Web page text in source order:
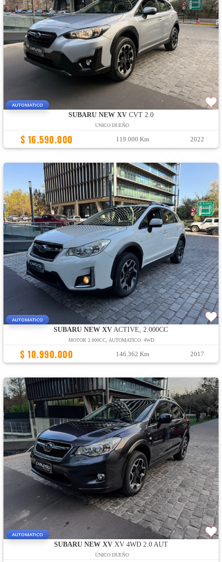
AUTOMATICO
SUBARU NEW XVCVT 2.0
UNICO DUEÑO
$ 16.590.000 119.000 Km 2022
AUTOMATICO
SUBARU NEW XV ACTIVE, 2.000CC
MOTOR 2.000CC, AUTOMATICO. 4WD.
$ 10.990.000 146.362 Km 2017
AUTOMATICO
SUBARU NEW XVXV 4WD 2.0 AUT
ÚNICO DUEÑO